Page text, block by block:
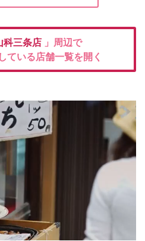
科三条店 」周辺で
ている店舗一覧を開く